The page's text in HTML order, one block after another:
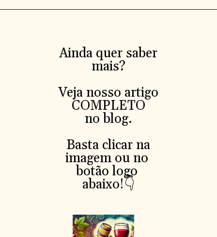
Ainda quer saber
mais?
Veja nosso artigo
COMPLETO
no blog.
Basta clicar na
imagem ou no
botão logo
abaixo!👇